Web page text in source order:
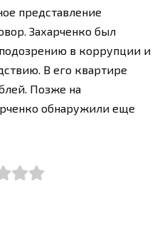
представление
Захарченко был
в коррупции и
В его квартире
Позже на
обнаружили еще